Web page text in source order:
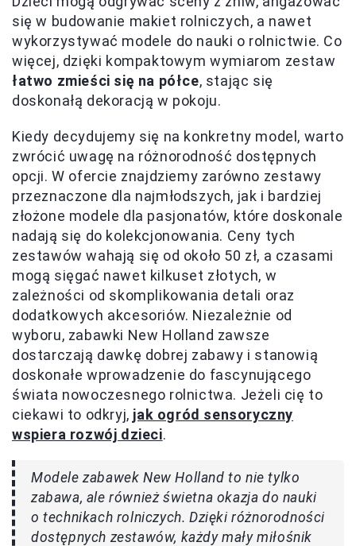
się w budowanie makiet rolniczych, a nawet
wykorzystywać modele do nauki o rolnictwie. Co
więcej, dzięki kompaktowym wymiarom zestaw
łatwo zmieści się na półce, stając się
doskonałą dekoracją w pokoju.
Kiedy decydujemy się na konkretny model, warto
zwrócić uwagę na różnorodność dostępnych
opcji. W ofercie znajdziemy zarówno zestawy
przeznaczone dla najmłodszych, jak i bardziej
złożone modele dla pasjonatów, które doskonale
nadają się do kolekcjonowania. Ceny tych
zestawów wahają się od około 50 zł, a czasami
mogą sięgać nawet kilkuset złotych, w
zależności od skomplikowania detali oraz
dodatkowych akcesoriów. Niezależnie od
wyboru, zabawki New Holland zawsze
dostarczają dawkę dobrej zabawy i stanowią
doskonałe wprowadzenie do fascynującego
świata nowoczesnego rolnictwa. Jeżeli cię to
ciekawi to odkryj, jak ogród sensoryczny
wspiera rozwój dzieci.
Modele zabawek New Holland to nie tylko
zabawa, ale również świetna okazja do nauki
o technikach rolniczych. Dzięki różnorodności
dostępnych zestawów, każdy mały miłośnik